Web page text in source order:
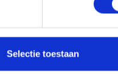
Selectie toestaan